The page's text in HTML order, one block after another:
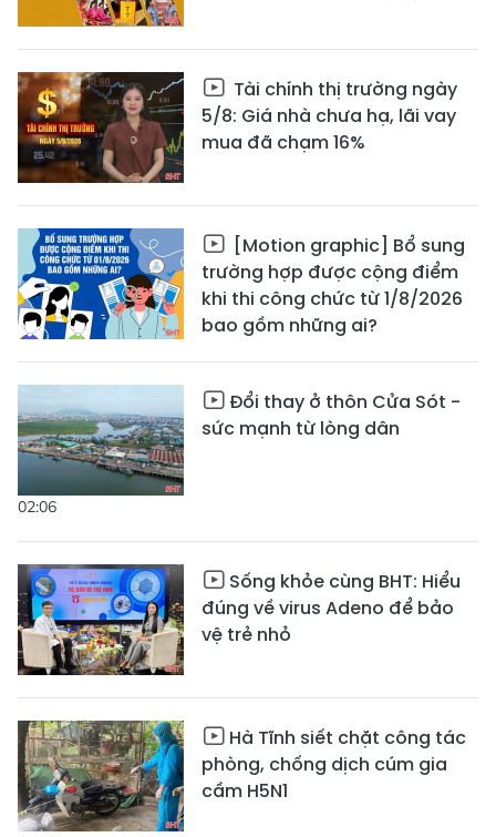
Tài chính thị trường ngày
5/8: Giá nhà chưa hạ, lãi vay
mua đã chạm 16%
[Motion graphic] Bổ sung
trường hợp được cộng điểm
khi thi công chức từ 1/8/2026
bao gồm những ai?
02:06
Đổi thay ở thôn Cửa Sót -
sức mạnh từ lòng dân
Sống khỏe cùng BHT: Hiểu
đúng về virus Adeno để bảo
vệ trẻ nhỏ
Hà Tĩnh siết chặt công tác
phòng, chống dịch cúm gia
cầm H5N1